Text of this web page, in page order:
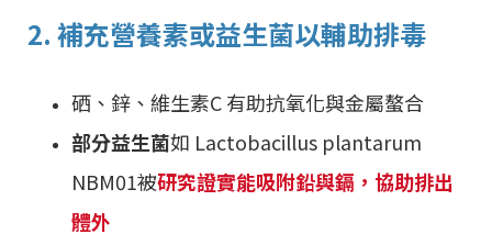
2. 補充營養素或益生菌以輔助排毒
硒、鋅、維生素C 有助抗氧化與金屬螯合
部分益生菌如 Lactobacillus plantarum
NBM01被研究證實能吸附鉛與鎘，協助排出
體外